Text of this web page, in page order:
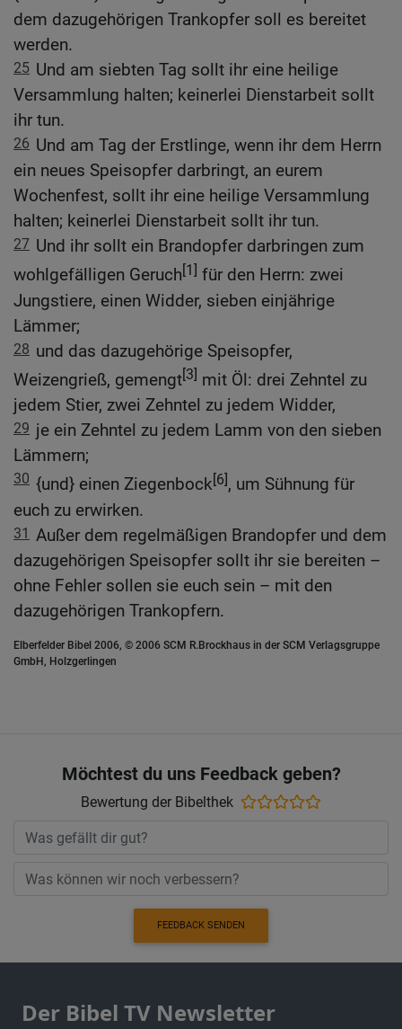
dem dazugehörigen Trankopfer soll es bereitet
werden.
25 Und am siebten Tag sollt ihr eine heilige
Versammlung halten; keinerlei Dienstarbeit sollt
ihr tun.
26 Und am Tag der Erstlinge, wenn ihr dem Herrn
ein neues Speisopfer darbringt, an eurem
Wochenfest, sollt ihr eine heilige Versammlung
halten; keinerlei Dienstarbeit sollt ihr tun.
27 Und ihr sollt ein Brandopfer darbringen zum
wohlgefälligen Geruch[1] für den Herrn: zwei
Jungstiere, einen Widder, sieben einjährige
Lämmer;
28 und das dazugehörige Speisopfer,
Weizengrieß, gemengt[3] mit Öl: drei Zehntel zu
jedem Stier, zwei Zehntel zu jedem Widder,
29 je ein Zehntel zu jedem Lamm von den sieben
Lämmern;
30 {und} einen Ziegenbock[6], um Sühnung für
euch zu erwirken.
31 Außer dem regelmäßigen Brandopfer und dem
dazugehörigen Speisopfer sollt ihr sie bereiten –
ohne Fehler sollen sie euch sein – mit den
dazugehörigen Trankopfern.
Elberfelder Bibel 2006, © 2006 SCM R.Brockhaus in der SCM Verlagsgruppe
GmbH, Holzgerlingen
Möchtest du uns Feedback geben?
Bewertung der Bibelthek
FEEDBACK SENDEN
Der Bibel TV Newsletter